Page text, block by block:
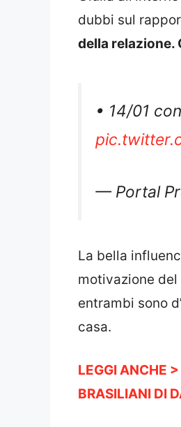
dubbi sul
della relazione.
motivazione del
entrambi sono
casa.
BRASILIANI DI